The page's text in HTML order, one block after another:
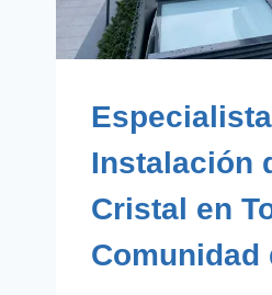
Instalación
Cristal en
Comunidad